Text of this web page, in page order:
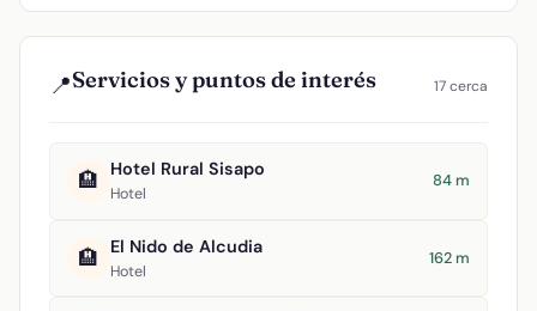
📍Servicios y puntos de interés 17 cerca
🏨 Hotel Rural Sisapo
Hotel
84 m
🏨 El Nido de Alcudia
Hotel
162 m